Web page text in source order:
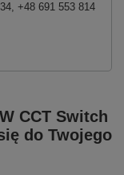
+48 691 553 814
CCT Switch
do Twojego